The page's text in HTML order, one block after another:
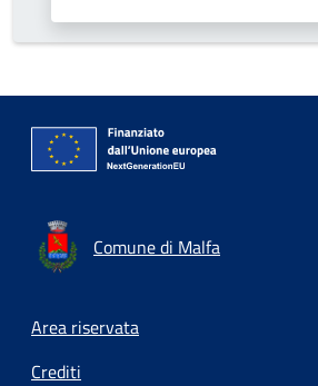
Comune di Malfa
Footer menu
Area riservata
Crediti